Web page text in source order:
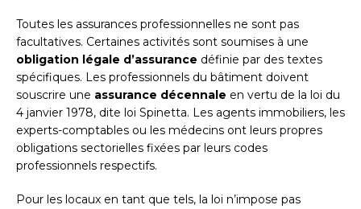
Toutes les assurances professionnelles ne sont pas
facultatives. Certaines activités sont soumises à une
obligation légale d’assurance définie par des textes
spécifiques. Les professionnels du bâtiment doivent
souscrire une assurance décennale en vertu de la loi du
4 janvier 1978, dite loi Spinetta. Les agents immobiliers, les
experts-comptables ou les médecins ont leurs propres
obligations sectorielles fixées par leurs codes
professionnels respectifs.
Pour les locaux en tant que tels, la loi n’impose pas